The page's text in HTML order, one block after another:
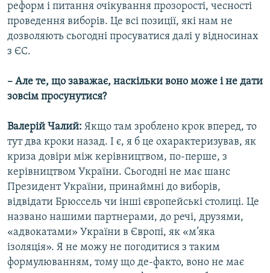
реформ і питання очікування прозорості, чесності
проведення виборів. Це всі позиції, які нам не
дозволяють сьогодні просуватися далі у відносинах
з ЄС.
– Але те, що заважає, наскільки воно може і не дати
зовсім просунутися?
Валерій Чалий: Якщо там зроблено крок вперед, то
тут два кроки назад. І є, я б це охарактеризував, як
криза довіри між керівництвом, по-перше, з
керівництвом України. Сьогодні не має шанс
Президент України, принаймні до виборів,
відвідати Брюссель чи інші європейські столиці. Це
названо нашими партнерами, до речі, друзями,
«адвокатами» України в Європі, як «м’яка
ізоляція». Я не можу не погодитися з таким
формулюванням, тому що де-факто, воно не має